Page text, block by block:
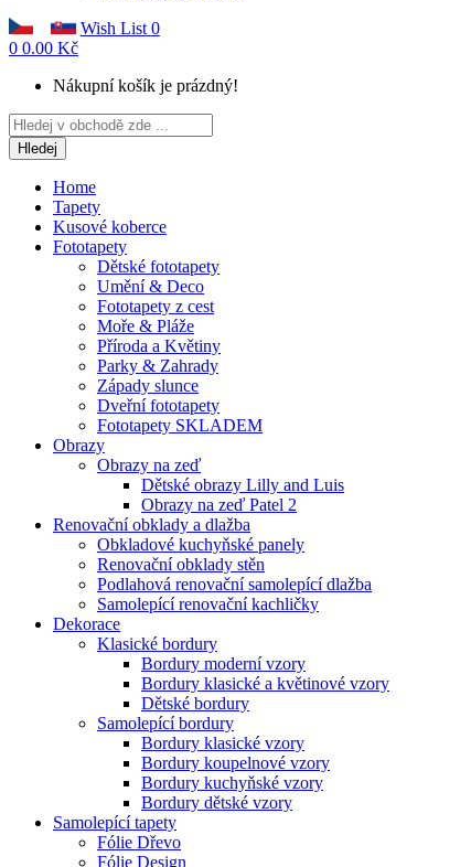
Wish List 0
0 0.00 Kč
Nákupní košík je prázdný!
Hledej
Home
Tapety
Kusové koberce
Fototapety
Dětské fototapety
Umění & Deco
Fototapety z cest
Moře & Pláže
Příroda a Květiny
Parky & Zahrady
Západy slunce
Dveřní fototapety
Fototapety SKLADEM
Obrazy
Obrazy na zeď
Dětské obrazy Lilly and Luis
Obrazy na zeď Patel 2
Renovační obklady a dlažba
Obkladové kuchyňské panely
Renovační obklady stěn
Podlahová renovační samolepící dlažba
Samolepící renovační kachličky
Dekorace
Klasické bordury
Bordury moderní vzory
Bordury klasické a květinové vzory
Dětské bordury
Samolepící bordury
Bordury klasické vzory
Bordury koupelnové vzory
Bordury kuchyňské vzory
Bordury dětské vzory
Samolepící tapety
Fólie Dřevo
Fólie Design